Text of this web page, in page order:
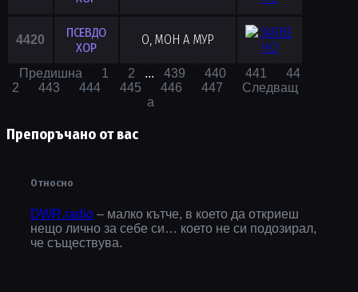
4420
ПСЕВДО
ХОР
О, МОН А МУР
Предишна 1 2 ... 439 440 441
44
2
443 444 445 446 447
Следващ
а
Препоръчано от вас
Относно
DWR.radio – малко кътче, в което да откриеш
нещо лично за себе си… което не си подозирал,
че съществува.